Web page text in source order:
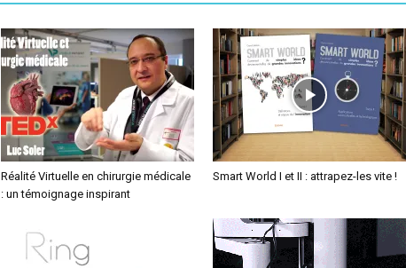
Réalité Virtuelle en chirurgie médicale
: un témoignage inspirant
Smart World I et II : attrapez-les vite !